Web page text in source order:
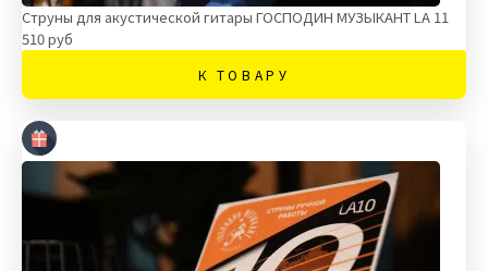
Струны для акустической гитары ГОСПОДИН МУЗЫКАНТ LA 11
510 руб
К ТОВАРУ